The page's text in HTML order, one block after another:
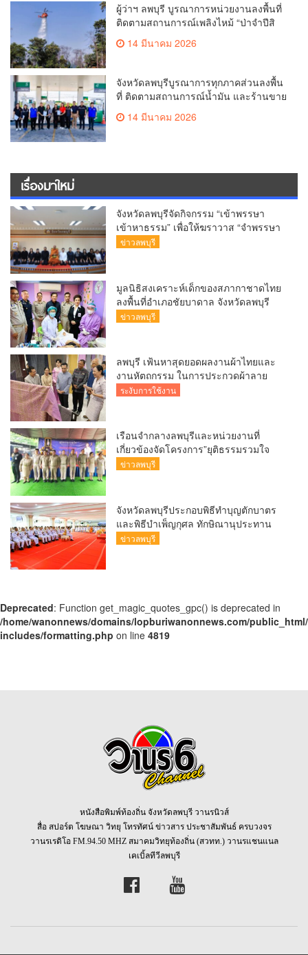
ผู้ว่าฯ ลพบุรี บูรณาการหน่วยงานลงพื้นที่
ติดตามสถานการณ์เพลิงไหม้ “ป่าจำปีสิ
รินธร” อ.ท่าหลวง กำชับทุกฝ่ายเร่ง
ควบคุมเพลิงและทำแนวกันไฟ ป้องกัน
14 มีนาคม 2026
จังหวัดลพบุรีบูรณาการทุกภาคส่วนลงพื้น
ที่ ติดตามสถานการณ์น้ำมัน และร้านขาย
ทองคำ สร้างความเชื่อมั่นและความเป็น
ธรรมแก่ประชาชนผู้บริโภค
14 มีนาคม 2026
เรื่องมาใหม่
จังหวัดลพบุรีจัดกิจกรรม “เข้าพรรษา
เข้าหาธรรม” เพื่อให้ฆราวาส “จำพรรษา
ทางใจ
ข่าวลพบุรี
มูลนิธิสงเคราะห์เด็กของสภากาชาดไทย
ลงพื้นที่อำเภอชัยบาดาล จังหวัดลพบุรี
ออกหน่วยทันตกรรม “สุขภาพดีใต้ร่มพระ
ข่าวลพบุรี
ลพบุรี เฟ้นหาสุดยอดผลงานผ้าไทยและ
งานหัตถกรรม ในการประกวดผ้าลาย
พระราชทาน “ผ้าลายขอสมเด็จฯ – เจ้า
2569
ระงับการใช้งาน
เรือนจำกลางลพบุรีและหน่วยงานที่
เกี่ยวข้องจัดโครงการ”ยุติธรรมรวมใจ
สืบสานพระปณิธาน น้อมถวายเจ้าฟ้าฟ้า
ข่าวลพบุรี
จังหวัดลพบุรีประกอบพิธีทำบุญตักบาตร
และพิธีบำเพ็ญกุศล ทักษิณานุประทาน
อุทิศถวายพระกุศลแด่สมเด็จพระเจ้า
ข่าวลพบุรี
Deprecated: Function get_magic_quotes_gpc() is deprecated in
/home/wanonnews/domains/lopburiwanonnews.com/
includes/formatting.php on line 4819
หนังสือพิมพ์ท้องถิ่น จังหวัดลพบุรี วานรนิวส์
สื่อ สปอร์ต โฆษณา วิทยุ โทรทัศน์ ข่าวสาร ประชาสัมพันธ์ ครบวงจร
วานรเรดิโอ FM.94.50 MHZ สมาคมวิทยุท้องถิ่น (สวทท.) วานรแชนแนล
เคเบิ้ลทีวีลพบุรี